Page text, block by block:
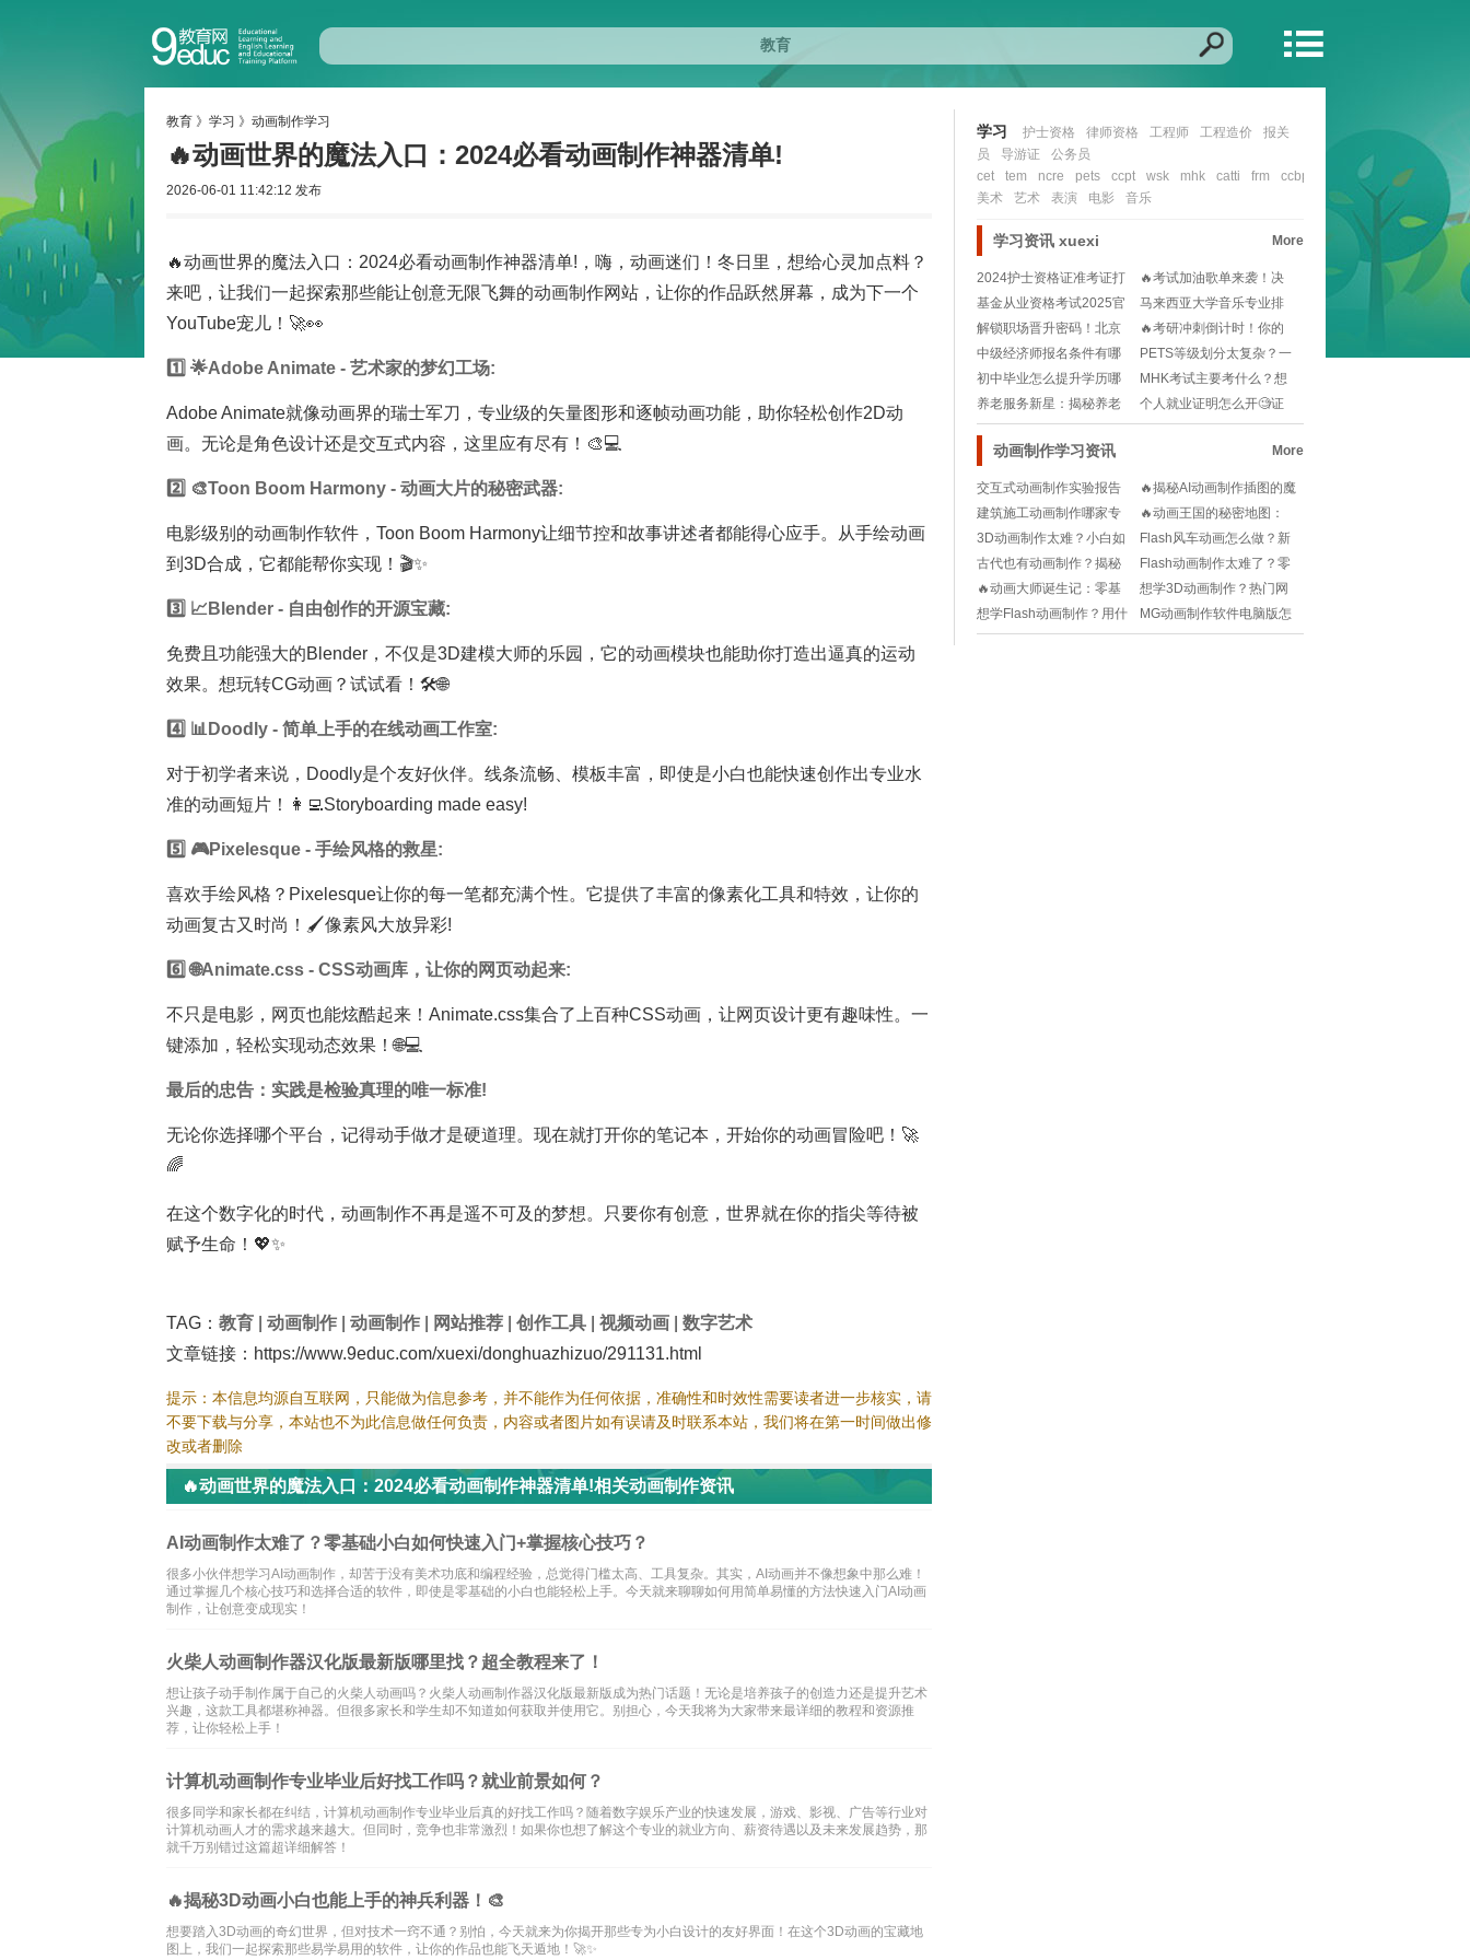
教育 》 学习 》 动画制作学习
🔥动画世界的魔法入口：2024必看动画制作神器清单!
2026-06-01 11:42:12 发布
🔥动画世界的魔法入口：2024必看动画制作神器清单!，嗨，动画迷们！冬日里，想给心灵加点料？
来吧，让我们一起探索那些能让创意无限飞舞的动画制作网站，让你的作品跃然屏幕，成为下一个
YouTube宠儿！🚀👀
1️⃣ 🌟Adobe Animate - 艺术家的梦幻工场:
Adobe Animate就像动画界的瑞士军刀，专业级的矢量图形和逐帧动画功能，助你轻松创作2D动
画。无论是角色设计还是交互式内容，这里应有尽有！🎨💻
2️⃣ 🎨Toon Boom Harmony - 动画大片的秘密武器:
电影级别的动画制作软件，Toon Boom Harmony让细节控和故事讲述者都能得心应手。从手绘动画
到3D合成，它都能帮你实现！🎬✨
3️⃣ 📈Blender - 自由创作的开源宝藏:
免费且功能强大的Blender，不仅是3D建模大师的乐园，它的动画模块也能助你打造出逼真的运动
效果。想玩转CG动画？试试看！🛠️🌐
4️⃣ 📊Doodly - 简单上手的在线动画工作室:
对于初学者来说，Doodly是个友好伙伴。线条流畅、模板丰富，即使是小白也能快速创作出专业水
准的动画短片！👩‍💻Storyboarding made easy!
5️⃣ 🎮Pixelesque - 手绘风格的救星:
喜欢手绘风格？Pixelesque让你的每一笔都充满个性。它提供了丰富的像素化工具和特效，让你的
动画复古又时尚！🖌️像素风大放异彩!
6️⃣ 🌐Animate.css - CSS动画库，让你的网页动起来:
不只是电影，网页也能炫酷起来！Animate.css集合了上百种CSS动画，让网页设计更有趣味性。一
键添加，轻松实现动态效果！🌐💻
最后的忠告：实践是检验真理的唯一标准!
无论你选择哪个平台，记得动手做才是硬道理。现在就打开你的笔记本，开始你的动画冒险吧！🚀
🌈
在这个数字化的时代，动画制作不再是遥不可及的梦想。只要你有创意，世界就在你的指尖等待被
赋予生命！💖✨
TAG： 教育 动画制作 动画制作 网站推荐 创作工具 视频动画
数字艺术
文章链接：https://www.9educ.com/xuexi/donghuazhizuo/291131.html
提示：本信息均源自互联网，只能做为信息参考，并不能作为任何依据，准确性和时效性需要读者进一步核实，请
不要下载与分享，本站也不为此信息做任何负责，内容或者图片如有误请及时联系本站，我们将在第一时间做出修
改或者删除
🔥动画世界的魔法入口：2024必看动画制作神器清单!相关动画制作资讯
AI动画制作太难了？零基础小白如何快速入门+掌握核心技巧？
很多小伙伴想学习AI动画制作，却苦于没有美术功底和编程经验，总觉得门槛太高、工具复杂。其实，AI动画并不像想象中那么难！
通过掌握几个核心技巧和选择合适的软件，即使是零基础的小白也能轻松上手。今天就来聊聊如何用简单易懂的方法快速入门AI动画
制作，让创意变成现实！
火柴人动画制作器汉化版最新版哪里找？超全教程来了！
想让孩子动手制作属于自己的火柴人动画吗？火柴人动画制作器汉化版最新版成为热门话题！无论是培养孩子的创造力还是提升艺术
兴趣，这款工具都堪称神器。但很多家长和学生却不知道如何获取并使用它。别担心，今天我将为大家带来最详细的教程和资源推
荐，让你轻松上手！
计算机动画制作专业毕业后好找工作吗？就业前景如何？
很多同学和家长都在纠结，计算机动画制作专业毕业后真的好找工作吗？随着数字娱乐产业的快速发展，游戏、影视、广告等行业对
计算机动画人才的需求越来越大。但同时，竞争也非常激烈！如果你也想了解这个专业的就业方向、薪资待遇以及未来发展趋势，那
就千万别错过这篇超详细解答！
🔥揭秘3D动画小白也能上手的神兵利器！🎨
想要踏入3D动画的奇幻世界，但对技术一窍不通？别怕，今天就来为你揭开那些专为小白设计的友好界面！在这个3D动画的宝藏地
图上，我们一起探索那些易学易用的软件，让你的作品也能飞天遁地！🚀✨
学习 护士资格 律师资格 工程师 工程造价
报关
员
导游证
公务员
cet
tem ncre pets ccpt wsk mhk catti frm ccbp nit ccie ocp
美术
艺术 表演 电影 音乐
学习资讯 xuexi More
2024护士资格证准考证打
印入口在哪？如
🔥考试加油歌单来袭！决
战考场，励志曲目助
基金从业资格考试2025官
网报名流程？小
马来西亚大学音乐专业排
名如何？想留学选校
解锁职场晋升密码！北京
人力资源管理师报考
🔥考研冲刺倒计时！你的
2025备考时间规
中级经济师报名条件有哪
些？工作年限怎么算
PETS等级划分太复杂？一
文读懂考试难度
初中毕业怎么提升学历哪
个简单🧐快速提升学
MHK考试主要考什么？想
拿高分必看的备考
养老服务新星：揭秘养老
护理员的温馨守护者
个人就业证明怎么开🧐证
件齐全才能安心求职
动画制作学习资讯 More
交互式动画制作实验报告
怎么写？小白也能轻松搞
定！
🔥揭秘AI动画制作插图的魔
法秘诀✨
建筑施工动画制作哪家专
业？如何选择靠谱公司？
🔥动画王国的秘密地图：
2024年度MG动画制作公司
排行榜👑
3D动画制作太难？小白如
何快速上手学会简单又炫
酷的动画技巧？
Flash风车动画怎么做？新
手小白也能快速上手！
古代也有动画制作？揭秘
古人如何“动”起来！
Flash动画制作太难了？零
基础小白如何快速入门+做
出炫酷动画？
🔥动画大师诞生记：零基
础到精通只需多长时间？
🚀
想学3D动画制作？热门网
站推荐+入门技巧全在这！
想学Flash动画制作？用什
么软件最好？快来Pick你的
MG动画制作软件电脑版怎
么选？小白也能快速上手